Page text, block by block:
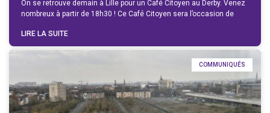
On se retrouve demain à Lille pour un Café Citoyen au Derby. Venez
nombreux à partir de 18h30 ! Ce Café Citoyen sera l’occasion de
LIRE LA SUITE
COMMUNIQUÉS